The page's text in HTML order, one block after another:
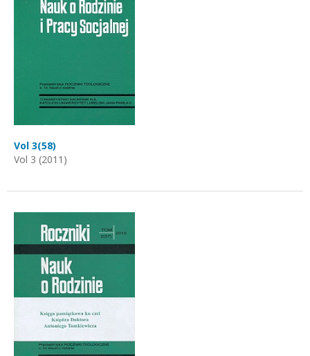
Vol 3(58)
Vol 3 (2011)